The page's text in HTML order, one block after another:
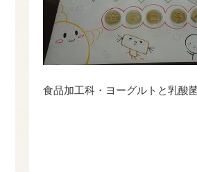
食品加工科・ヨーグルトと乳酸